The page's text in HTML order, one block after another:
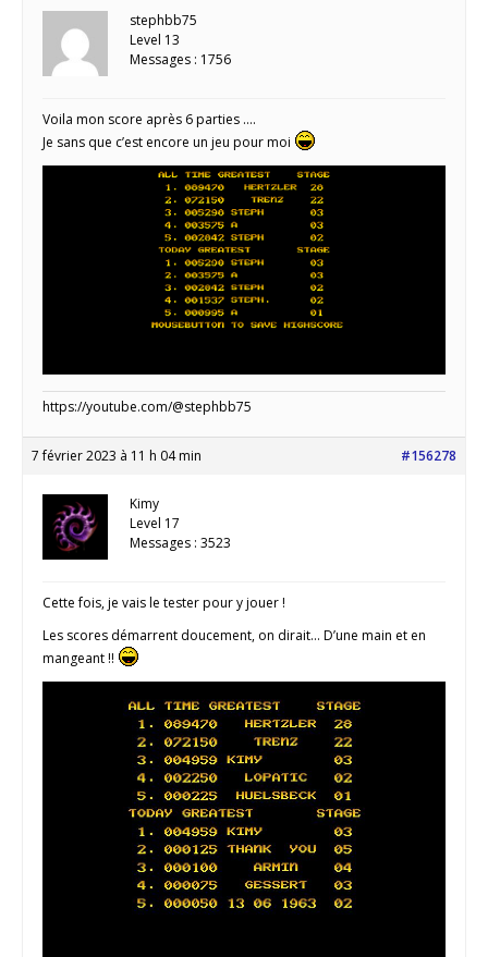
stephbb75
Level 13
Messages : 1756
Voila mon score après 6 parties ….
Je sans que c’est encore un jeu pour moi
https://youtube.com/@stephbb75
7 février 2023 à 11 h 04 min #156278
Kimy
Level 17
Messages : 3523
Cette fois, je vais le tester pour y jouer !
Les scores démarrent doucement, on dirait… D’une main et en
mangeant !!